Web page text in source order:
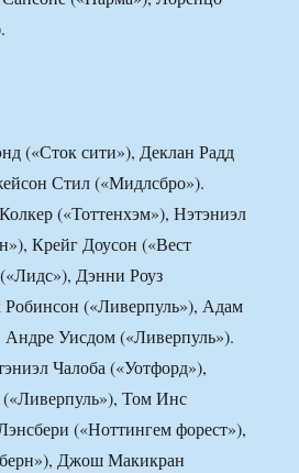
(«Сток сити»), Деклан Радд
Стил («Мидлсбро»).
(«Тоттенхэм»), Нэтэниэл
Крейг Доусон («Вест
Дэнни Роуз
(«Ливерпуль»), Адам
Уисдом («Ливерпуль»).
Чалоба («Уотфорд»),
Том Инс
(«Ноттингем форест»),
Джош Макикран